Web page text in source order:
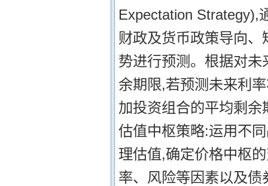
Expectation Strategy),
财政及货币政策导向
势进行预测。根据对
余期限,若预测未来利
加投资组合的平均剩
估值中枢策略:运用不
理估值,确定价格中枢
率、风险等因素以及